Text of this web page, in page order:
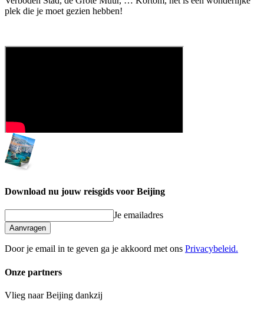
plek die je moet gezien hebben!
Download nu jouw reisgids voor Beijing
Je emailadres
Aanvragen
Door je email in te geven ga je akkoord met ons Privacybeleid.
Onze partners
Vlieg naar Beijing dankzij